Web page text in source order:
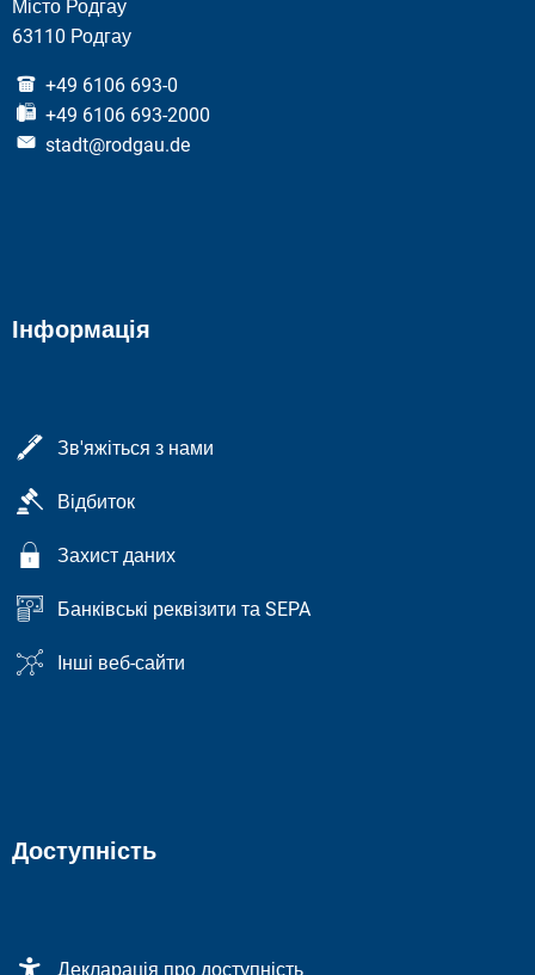
Місто Родгау
63110 Родгау
+49 6106 693-0
+49 6106 693-2000
stadt@rodgau.de
Інформація
Зв'яжіться з нами
Відбиток
Захист даних
Банківські реквізити та SEPA
Інші веб-сайти
Доступність
Декларація про доступність